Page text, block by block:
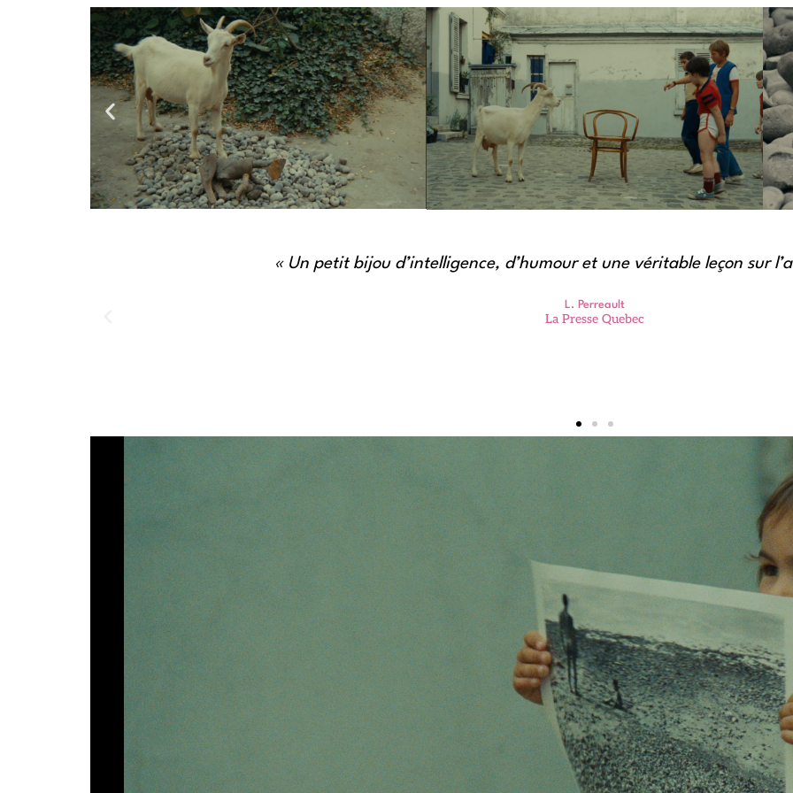
« Qui de nous ne s’est pas senti pris de la rage de questionner
Michel Perez
Le Matin, 194